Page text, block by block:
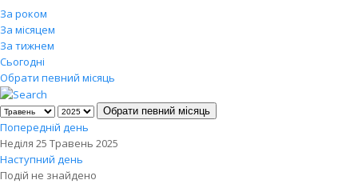
За роком
За місяцем
За тижнем
Сьогодні
Обрати певний місяць
Обрати певний місяць
Попередній день
Неділя 25 Травень 2025
Наступний день
Подій не знайдено